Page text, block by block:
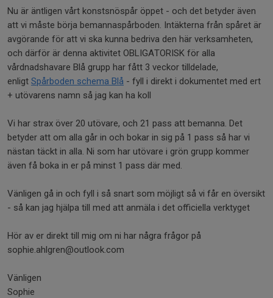
Nu är äntligen vårt konstsnöspår öppet - och det betyder även
att vi måste börja bemannaspårboden. Intäkterna från spåret är
avgörande för att vi ska kunna bedriva den här verksamheten,
och därför är denna aktivitet OBLIGATORISK för alla
vårdnadshavare Blå grupp har fått 3 veckor tilldelade,
enligt Spårboden schema Blå - fyll i direkt i dokumentet med ert
+ utövarens namn så jag kan ha koll
Vi har strax över 20 utövare, och 21 pass att bemanna. Det
betyder att om alla går in och bokar in sig på 1 pass så har vi
nästan täckt in alla. Ni som har utövare i grön grupp kommer
även få boka in er på minst 1 pass där med.
Vänligen gå in och fyll i så snart som möjligt så vi får en översikt
- så kan jag hjälpa till med att anmäla i det officiella verktyget
Hör av er direkt till mig om ni har några frågor på
sophie.ahlgren@outlook.com
Vänligen
Sophie